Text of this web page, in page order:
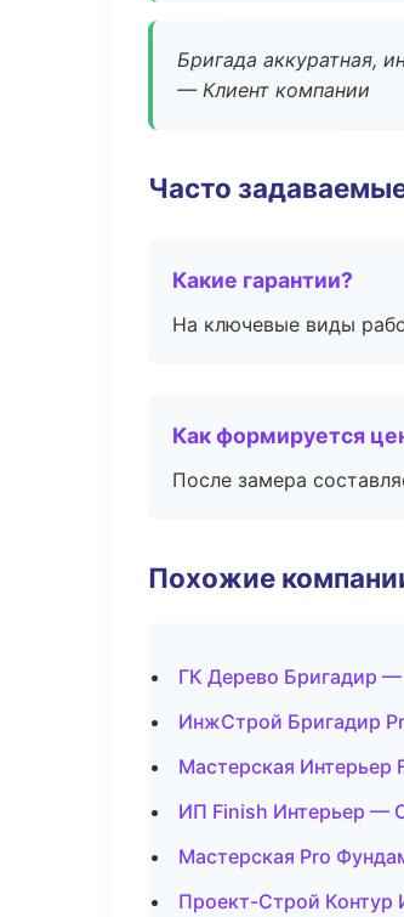
Бригада аккуратная,
— Клиент компании
Часто
Какие гарантии?
На ключевые виды
Как формируется
После замера
Похожие
ГК Дерево Бригадир
ИнжСтрой Бригадир
Мастерская Интерьер
ИП Finish Интерьер —
Мастерская Pro
Проект-Строй Контур